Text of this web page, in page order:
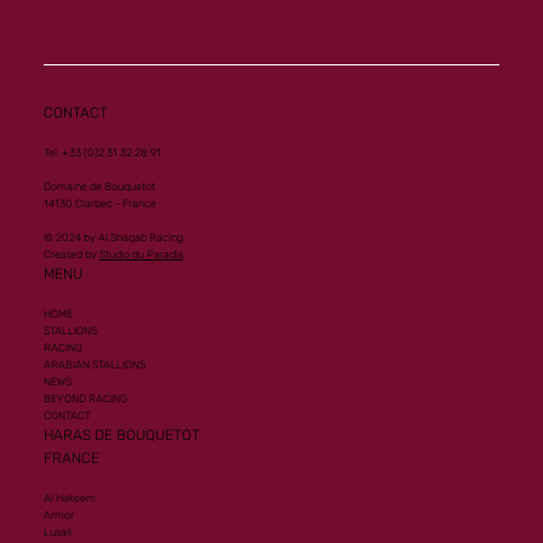
CONTACT
Tel. +33 (0)2 31 32 28 91
Domaine de Bouquetot
14130 Clarbec - France
© 2024 by Al Shaqab Racing.
Created by Studio du Paradis
MENU
HOME
STALLIONS
RACING
ARABIAN STALLIONS
NEWS
BEYOND RACING
CONTACT
HARAS DE BOUQUETOT
FRANCE
Al Hakeem
Armor
Lusail